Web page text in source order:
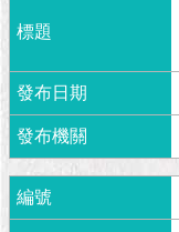
告
施
政
願
景
及
成